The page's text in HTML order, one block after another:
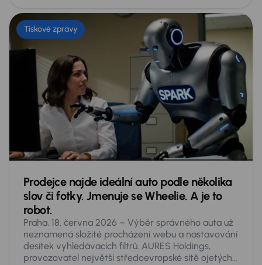
Tiskové zprávy
Prodejce najde ideální auto podle několika
slov či fotky. Jmenuje se Wheelie. A je to
robot.
Praha, 18. června 2026 – Výběr správného auta už
neznamená složité procházení webu a nastavování
desítek vyhledávacích filtrů. AURES Holdings,
provozovatel největší středoevropské sítě ojetých